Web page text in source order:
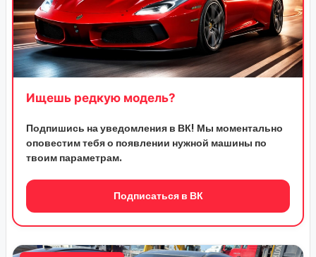
Ищешь редкую модель?
Подпишись на уведомления в ВК! Мы моментально
оповестим тебя о появлении нужной машины по
твоим параметрам.
Подписаться в ВК